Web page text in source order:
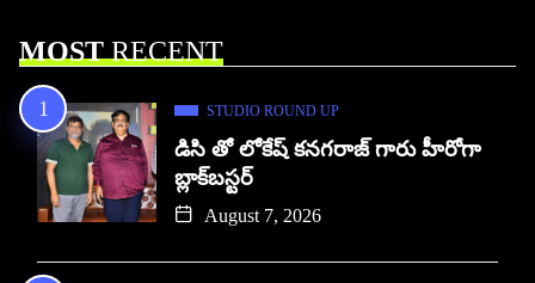
MOSTRECENT
STUDIO ROUND UP
డిసి తో లోకేష్ కనగరాజ్ గారు హీరోగా
బ్లాక్‌బస్టర్
August 7, 2026